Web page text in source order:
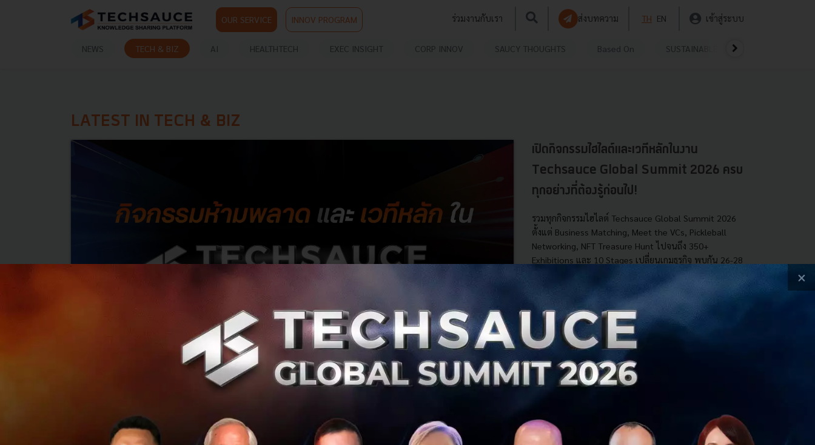
OUR SERVICE INNOV PROGRAM ร่วมงานกับเรา ส่งบทความ TH EN เข้าสู่ระบบ
NEWS TECH & BIZ AI HEALTHTECH EXEC INSIGHT CORP INNOV SAUCY THOUGHTS Based On SUSTAINABLE
LATEST IN TECH & BIZ
เปิดกิจกรรมไฮไลต์และเวทีหลักในงาน
Techsauce Global Summit 2026 ครบ
ทุกอย่างที่ต้องรู้ก่อนไป!
รวมทุกกิจกรรมไฮไลต์ Techsauce Global Summit 2026
ตั้งแต่ Business Matching, Meet the VCs, Pickleball
Networking, NFT Treasure Hunt ไปจนถึง 350+
Exhibitions และ 10 Stages เปลี่ยนเกมธุรกิจ พบกัน 26-28
Techsauce Team
Tech & Biz Workshop TSGS2026 Exhibition
Meet the VCs Business Matching
The Race to The Next Pickleball Networking
Techsauce Global Summit 2026
×